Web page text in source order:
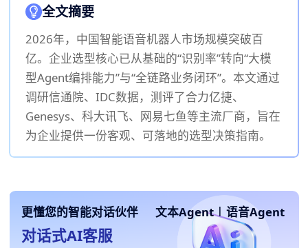
全文摘要
2026年，中国智能语音机器人市场规模突破百
亿。企业选型核心已从基础的“识别率”转向“大模
型Agent编排能力”与“全链路业务闭环”。本文通过
调研信通院、IDC数据，测评了合力亿捷、
Genesys、科大讯飞、网易七鱼等主流厂商，旨在
为企业提供一份客观、可落地的选型决策指南。
更懂您的智能对话伙伴 文本Agent | 语音Agent
对话式AI客服